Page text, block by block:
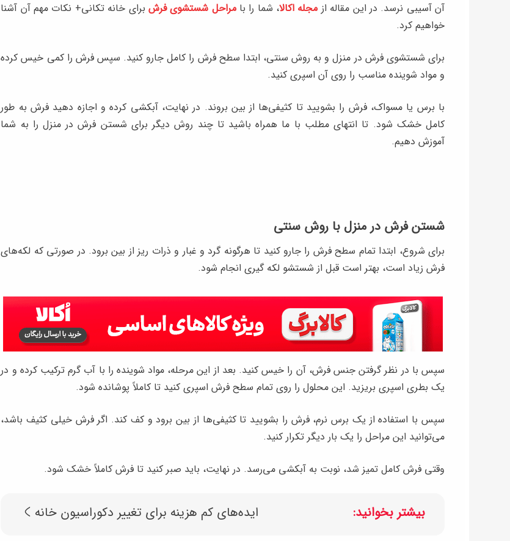
آن آسیبی نرسد. در این مقاله از مجله اکالا، شما را بامراحل شستشوی فرش برای خانه تکانی+ نکات مهم آن آشنا
خواهیم کرد.
برای شستشوی فرش در منزل و به روش سنتی، ابتدا سطح فرش را کامل جارو کنید. سپس فرش را کمی خیس کرده
و مواد شوینده مناسب را روی آن اسپری کنید.
با برس یا مسواک، فرش را بشویید تا کثیفی‌ها از بین بروند. در نهایت، آبکشی کرده و اجازه دهید فرش به ‌طور
کامل خشک شود. تا انتهای مطلب با ما همراه باشید تا چند روش دیگر برای شستن فرش در منزل را به شما
آموزش دهیم.
شستن فرش در منزل با روش سنتی
برای شروع، ابتدا تمام سطح فرش را جارو کنید تا هرگونه گرد و غبار و ذرات ریز از بین برود. در صورتی که لکه‌های
فرش زیاد است، بهتر است قبل از شستشو لکه‌ گیری انجام شود.
سپس با در نظر گرفتن جنس فرش، آن را خیس کنید. بعد از این مرحله، مواد شوینده را با آب گرم ترکیب کرده و در
یک بطری اسپری بریزید. این محلول را روی تمام سطح فرش اسپری کنید تا کاملاً پوشانده شود.
سپس با استفاده از یک برس نرم، فرش را بشویید تا کثیفی‌ها از بین برود و کف کند. اگر فرش خیلی کثیف باشد،
می‌توانید این مراحل را یک بار دیگر تکرار کنید.
وقتی فرش کامل تمیز شد، نوبت به آبکشی می‌رسد. در نهایت، باید صبر کنید تا فرش کاملاً خشک شود.
بیشتر بخوانید: ایده‌‌های کم هزینه برای تغییر دکوراسیون خانه